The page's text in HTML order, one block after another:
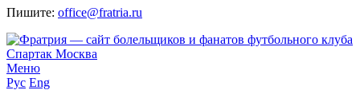
Пишите: office@fratria.ru
Меню
Рус Eng